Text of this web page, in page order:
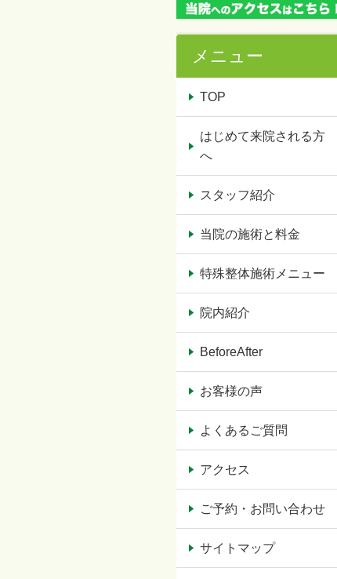
メニュー
TOP
はじめて来院される方
へ
スタッフ紹介
当院の施術と料金
特殊整体施術メニュー
院内紹介
BeforeAfter
お客様の声
よくあるご質問
アクセス
ご予約・お問い合わせ
サイトマップ